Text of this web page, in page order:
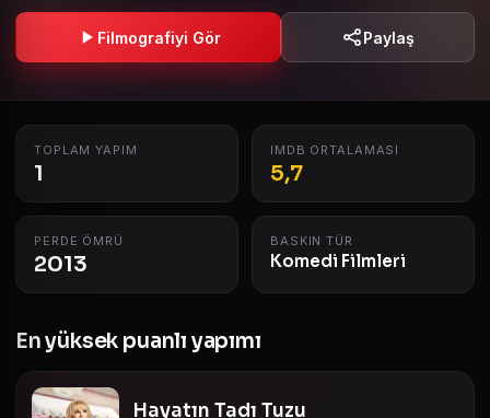
Filmografiyi Gör Paylaş
TOPLAM YAPIM
1
IMDB ORTALAMASI
5,7
PERDE ÖMRÜ
2013
BASKIN TÜR
Komedi Filmleri
En yüksek puanlı yapımı
Hayatın Tadı Tuzu